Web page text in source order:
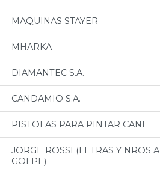
MAQUINAS STAYER
MHARKA
DIAMANTEC S.A.
CANDAMIO S.A.
PISTOLAS PARA PINTAR CANE
JORGE ROSSI (LETRAS Y NROS A
GOLPE)